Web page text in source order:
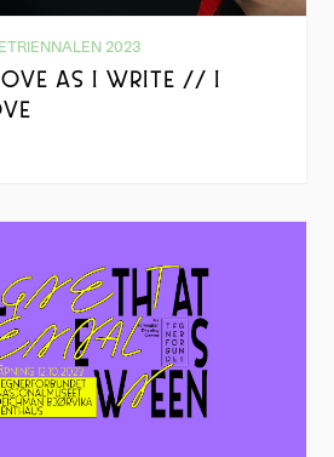
2023
AS I WRITE // I